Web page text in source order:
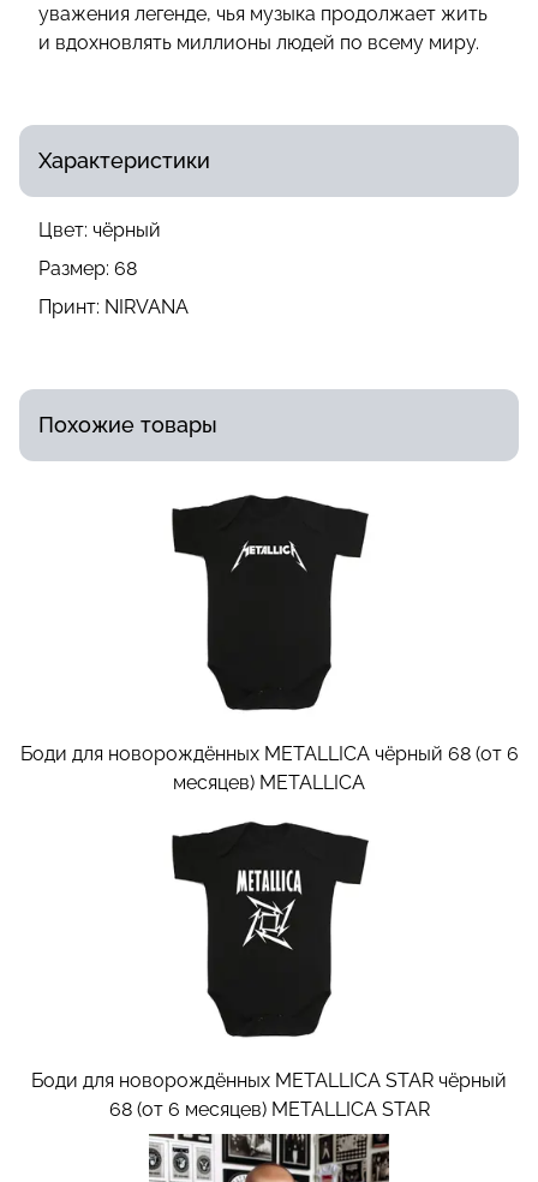
уважения легенде, чья музыка продолжает жить
и вдохновлять миллионы людей по всему миру.
Характеристики
Цвет: чёрный
Размер: 68
Принт: NIRVANA
Похожие товары
Боди для новорождённых METALLICA чёрный 68 (от 6
месяцев) METALLICA
Боди для новорождённых METALLICA STAR чёрный
68 (от 6 месяцев) METALLICA STAR